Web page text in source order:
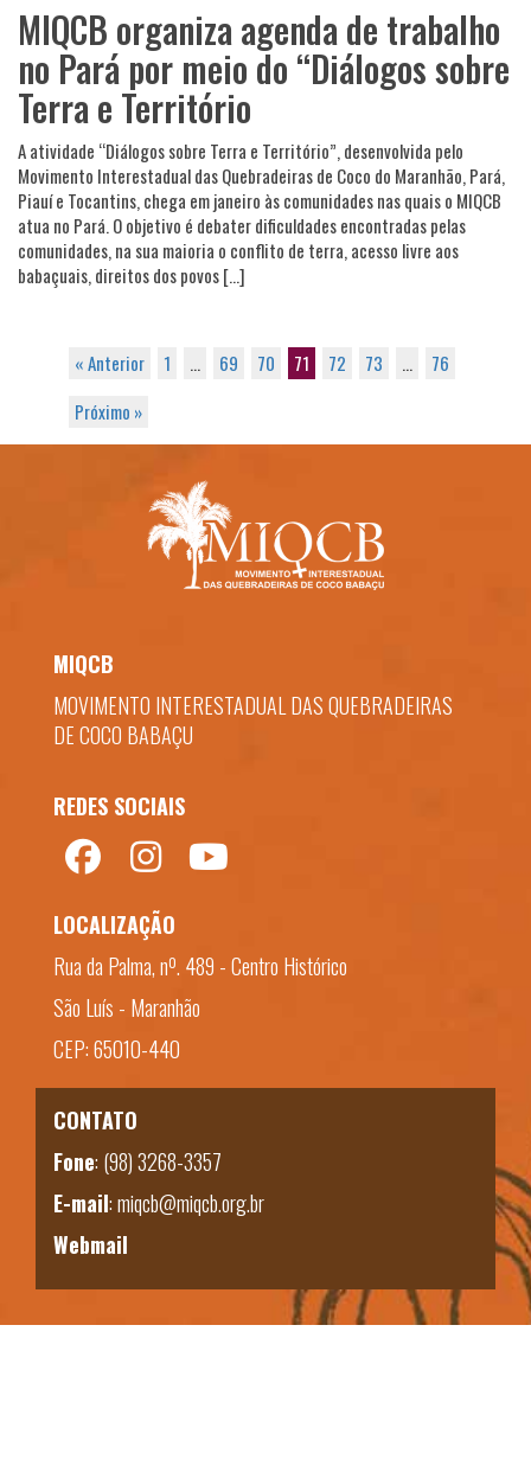
MIQCB organiza agenda de trabalho
no Pará por meio do “Diálogos sobre
Terra e Território
A atividade “Diálogos sobre Terra e Território”, desenvolvida pelo
Movimento Interestadual das Quebradeiras de Coco do Maranhão, Pará,
Piauí e Tocantins, chega em janeiro às comunidades nas quais o MIQCB
atua no Pará. O objetivo é debater dificuldades encontradas pelas
comunidades, na sua maioria o conflito de terra, acesso livre aos
babaçuais, direitos dos povos […]
« Anterior 1 … 69 70 71 72 73 …
76
Próximo »
MIQCB
MOVIMENTO INTERESTADUAL DAS QUEBRADEIRAS
DE COCO BABAÇU
REDES SOCIAIS
LOCALIZAÇÃO
Rua da Palma, nº. 489 - Centro Histórico
São Luís - Maranhão
CEP: 65010-440
CONTATO
Fone: (98) 3268-3357
E-mail:miqcb@miqcb.org.br
Webmail